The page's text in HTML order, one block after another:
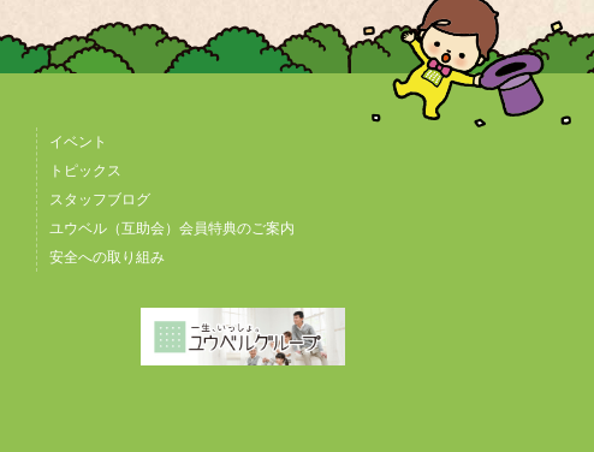
イベント
トピックス
スタッフブログ
ユウベル（互助会）会員特典のご案内
安全への取り組み